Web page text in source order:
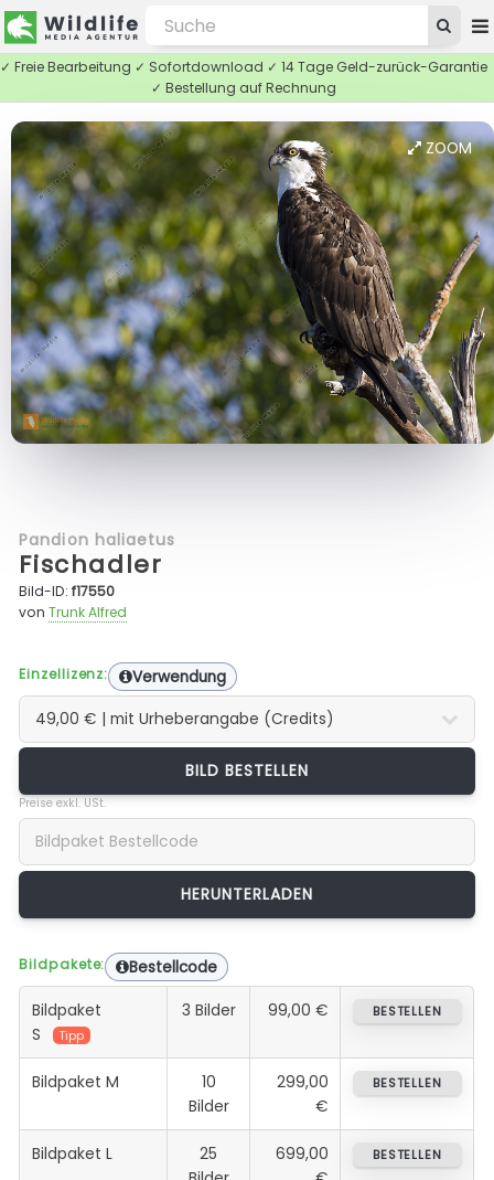
✓ Freie Bearbeitung ✓ Sofortdownload ✓ 14 Tage Geld-zurück-Garantie
✓ Bestellung auf Rechnung
ZOOM
Pandion haliaetus
Fischadler
Bild-ID:f17550
vonTrunk Alfred
Einzellizenz: Verwendung
BILD BESTELLEN
Preise exkl. USt.
Bildpakete: Bestellcode
Bildpaket
S
Tipp
3 Bilder 99,00 € BESTELLEN
Bildpaket M
10
Bilder
299,00
€
BESTELLEN
Bildpaket L
25
699,00
BESTELLEN